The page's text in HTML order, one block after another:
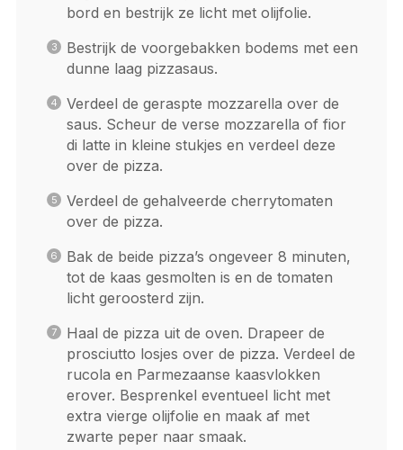
bord en bestrijk ze licht met olijfolie.
Bestrijk de voorgebakken bodems met een
dunne laag pizzasaus.
Verdeel de geraspte mozzarella over de
saus. Scheur de verse mozzarella of fior
di latte in kleine stukjes en verdeel deze
over de pizza.
Verdeel de gehalveerde cherrytomaten
over de pizza.
Bak de beide pizza’s ongeveer 8 minuten,
tot de kaas gesmolten is en de tomaten
licht geroosterd zijn.
Haal de pizza uit de oven. Drapeer de
prosciutto losjes over de pizza. Verdeel de
rucola en Parmezaanse kaasvlokken
erover. Besprenkel eventueel licht met
extra vierge olijfolie en maak af met
zwarte peper naar smaak.